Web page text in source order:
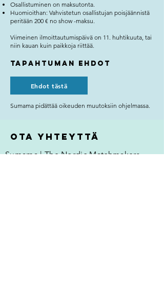
Osallistuminen on maksutonta.
Huomioithan: Vahvistetun osallistujan poisjäännistä
peritään 200 € no show -maksu.
Viimeinen ilmoittautumispäivä on 11. huhtikuuta, tai
niin kauan kuin paikkoja riittää.
Tapahtuman ehdot
Ehdot tästä
Sumama pidättää oikeuden muutoksiin ohjelmassa.
Ota yhteyttä
Sumama | The Nordic Matchmakers